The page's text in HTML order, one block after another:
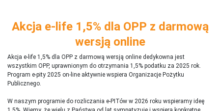
Akcja e-life 1,5% dla OPP z darmową
wersją online
Akcja e-life 1,5% dla OPP z darmową wersją online dedykowna jest
wszystkim OPP, uprawnionym do otrzymania 1,5% podatku za 2025 rok.
Program e-pity 2025 on-line aktywnie wspiera Organizacje Pożytku
Publicznego.
W naszym programie do rozliczania e-PITów w 2026 roku wspieramy ideę